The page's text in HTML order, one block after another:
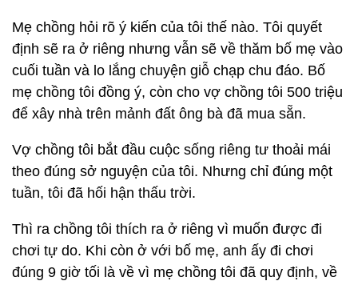
Mẹ chồng hỏi rõ ý kiến của tôi thế nào. Tôi quyết
định sẽ ra ở riêng nhưng vẫn sẽ về thăm bố mẹ vào
cuối tuần và lo lắng chuyện giỗ chạp chu đáo. Bố
mẹ chồng tôi đồng ý, còn cho vợ chồng tôi 500 triệu
để xây nhà trên mảnh đất ông bà đã mua sẵn.
Vợ chồng tôi bắt đầu cuộc sống riêng tư thoải mái
theo đúng sở nguyện của tôi. Nhưng chỉ đúng một
tuần, tôi đã hối hận thấu trời.
Thì ra chồng tôi thích ra ở riêng vì muốn được đi
chơi tự do. Khi còn ở với bố mẹ, anh ấy đi chơi
đúng 9 giờ tối là về vì mẹ chồng tôi đã quy định, về